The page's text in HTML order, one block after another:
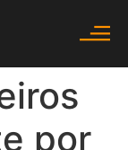
por